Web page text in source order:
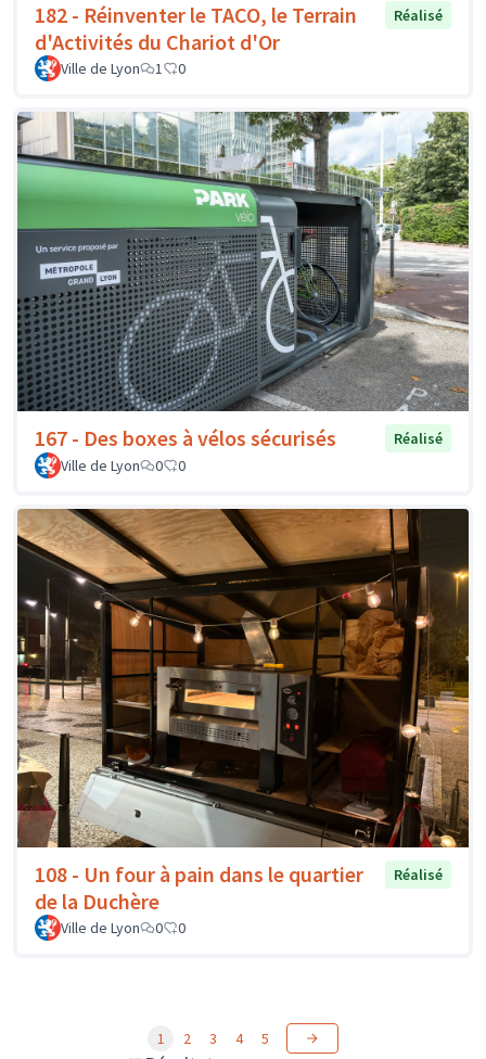
182 - Réinventer le TACO, le Terrain
d'Activités du Chariot d'Or
Réalisé
Ville de Lyon 1 0
167 - Des boxes à vélos sécurisés
Réalisé
Ville de Lyon
0 0
108 - Un four à pain dans le quartier
de la Duchère
Réalisé
Ville de Lyon 0 0
1 2 3 4 5